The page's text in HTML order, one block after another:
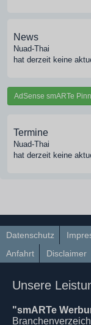
News
Nuad-Thai
hat derzeit keine
AdSense smARTe
Termine
Nuad-Thai
hat derzeit keine
Datenschutz
Anfahrt
Disclaimer
Unsere
"smARTe